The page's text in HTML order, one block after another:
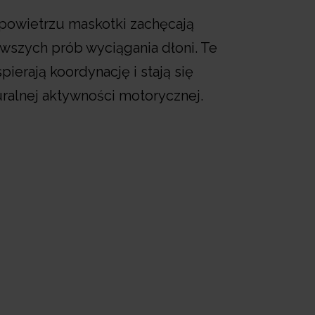
maskotki zachęcają
prób wyciągania dłoni. Te
koordynację i stają się
aktywności motorycznej.